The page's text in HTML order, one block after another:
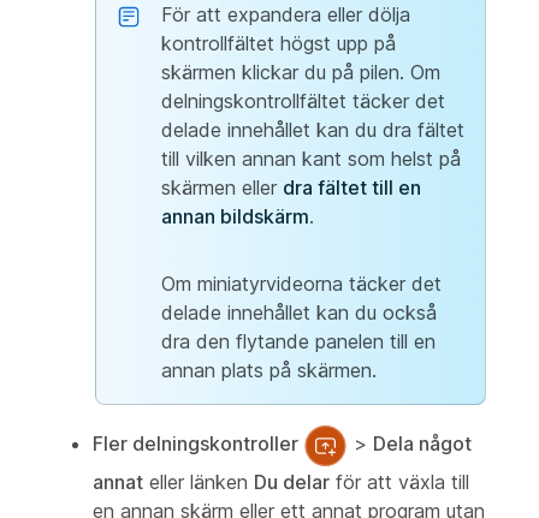
För att expandera eller dölja
kontrollfältet högst upp på
skärmen klickar du på pilen. Om
delningskontrollfältet täcker det
delade innehållet kan du dra fältet
till vilken annan kant som helst på
skärmen eller dra fältet till en
annan bildskärm.
Om miniatyrvideorna täcker det
delade innehållet kan du också
dra den flytande panelen till en
annan plats på skärmen.
Fler delningskontroller > Dela något
annat eller länken Du delar för att växla till
en annan skärm eller ett annat program utan